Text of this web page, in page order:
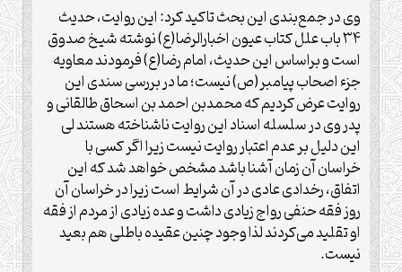
وی در جمع‌بندی این بحث تاکید کرد: این روایت، حدیث
۳۴ باب علل کتاب عیون اخبارالرضا(ع) نوشته شیخ صدوق
است و براساس این حدیث، امام رضا(ع) فرمودند معاویه
جزء اصحاب پیامبر(ص) نیست؛ ما در بررسی سندی این
روایت عرض کردیم که محمدبن احمد بن اسحاق طالقانی و
پدر وی در سلسله اسناد این روایت ناشناخته هستند لی
این دلیل بر عدم اعتبار روایت نیست زیرا اگر کسی با
خراسان آن زمان آشنا باشد مشخص خواهد شد که این
اتفاق، رخدادی عادی در آن شرایط است زیرا در خراسان آن
روز فقه حنفی رواج زیادی داشت و عده زیادی از مردم از فقه
او تقلید می‌کردند لذا وجود چنین عقیده باطلی هم بعید
نیست.